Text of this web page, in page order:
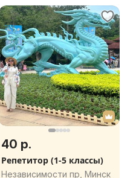
40 р.
Репетитор (1-5 классы)
Независимости пр, Минск